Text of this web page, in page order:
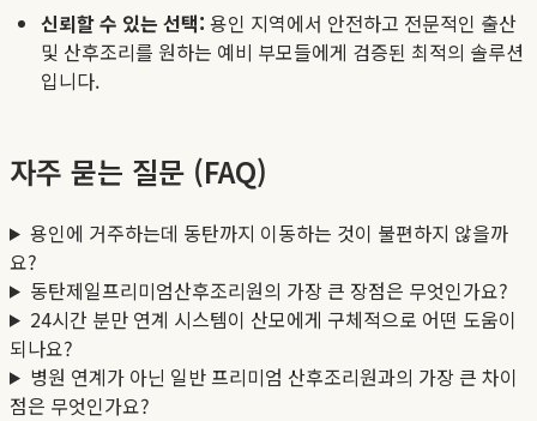
신뢰할 수 있는 선택: 용인 지역에서 안전하고 전문적인 출산
및 산후조리를 원하는 예비 부모들에게 검증된 최적의 솔루션
입니다.
자주 묻는 질문 (FAQ)
용인에 거주하는데 동탄까지 이동하는 것이 불편하지 않을까
요?
동탄제일프리미엄산후조리원의 가장 큰 장점은 무엇인가요?
24시간 분만 연계 시스템이 산모에게 구체적으로 어떤 도움이
되나요?
병원 연계가 아닌 일반 프리미엄 산후조리원과의 가장 큰 차이
점은 무엇인가요?